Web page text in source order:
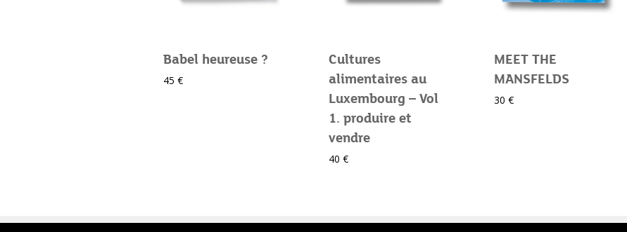
Babel heureuse ?
45 €
Cultures
alimentaires au
Luxembourg – Vol
1. produire et
vendre
40 €
MEET THE
MANSFELDS
30 €